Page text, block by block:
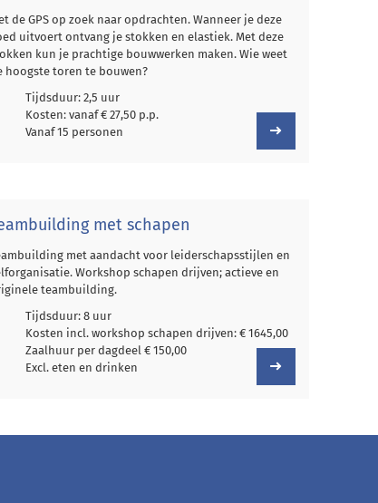
de GPS op zoek naar opdrachten. Wanneer je deze
uitvoert ontvang je stokken en elastiek. Met deze
kun je prachtige bouwwerken maken. Wie weet
hoogste toren te bouwen?
Tijdsduur: 2,5 uur
Kosten: vanaf € 27,50 p.p.
Vanaf 15 personen
met schapen
met aandacht voor leiderschapsstijlen en
Workshop schapen drijven; actieve en
teambuilding.
Tijdsduur: 8 uur
Kosten incl. workshop schapen drijven: € 1645,00
Zaalhuur per dagdeel € 150,00
Excl. eten en drinken